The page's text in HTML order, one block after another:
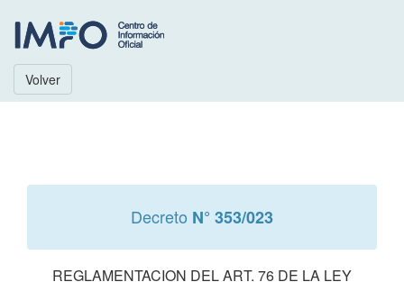
Volver
Decreto N° 353/023
REGLAMENTACION DEL ART. 76 DE LA LEY